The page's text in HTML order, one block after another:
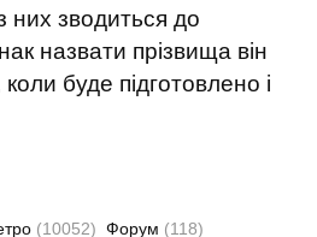
них зводиться до
назвати прізвища він
буде підготовлено і
(10052) Форум (118)